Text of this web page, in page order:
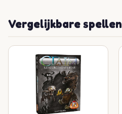
Vergelijkbare spellen